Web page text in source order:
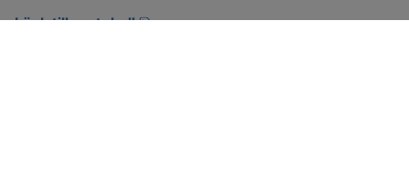
Länk till protokoll
pdf, 290.3 kB, öppnas i nytt fönster.